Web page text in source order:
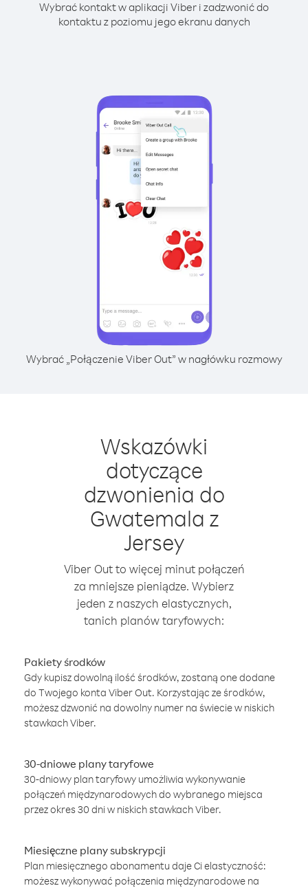
Wybrać kontakt w aplikacji Viber i zadzwonić do
kontaktu z poziomu jego ekranu danych
Wybrać „Połączenie Viber Out” w nagłówku rozmowy
Wskazówki
dotyczące
dzwonienia do
Gwatemala z
Jersey
Viber Out to więcej minut połączeń
za mniejsze pieniądze. Wybierz
jeden z naszych elastycznych,
tanich planów taryfowych:
Pakiety środków
Gdy kupisz dowolną ilość środków, zostaną one dodane
do Twojego konta Viber Out. Korzystając ze środków,
możesz dzwonić na dowolny numer na świecie w niskich
stawkach Viber.
30-dniowe plany taryfowe
30-dniowy plan taryfowy umożliwia wykonywanie
połączeń międzynarodowych do wybranego miejsca
przez okres 30 dni w niskich stawkach Viber.
Miesięczne plany subskrypcji
Plan miesięcznego abonamentu daje Ci elastyczność:
możesz wykonywać połączenia międzynarodowe na